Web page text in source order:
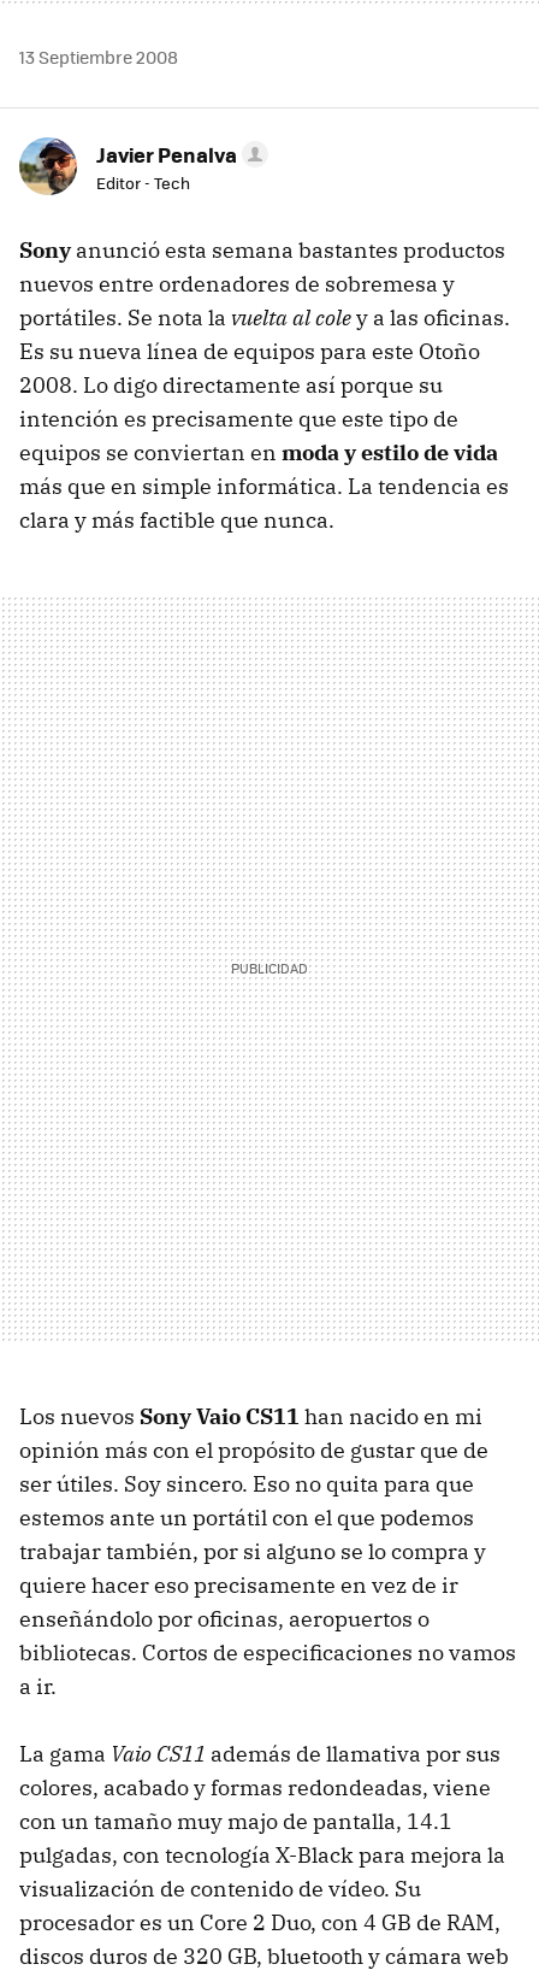
13 Septiembre 2008
Javier Penalva
Editor - Tech
Sonyanunció esta semana bastantes productos
nuevos entre ordenadores de sobremesa y
portátiles. Se nota la vuelta al coley a las oficinas.
Es su nueva línea de equipos para este Otoño
2008. Lo digo directamente así porque su
intención es precisamente que este tipo de
equipos se conviertan en moda y estilo de vida
más que en simple informática. La tendencia es
clara y más factible que nunca.
Los nuevos Sony Vaio CS11 han nacido en mi
opinión más con el propósito de gustar que de
ser útiles. Soy sincero. Eso no quita para que
estemos ante un portátil con el que podemos
trabajar también, por si alguno se lo compra y
quiere hacer eso precisamente en vez de ir
enseñándolo por oficinas, aeropuertos o
bibliotecas. Cortos de especificaciones no vamos
a ir.
La gama Vaio CS11 además de llamativa por sus
colores, acabado y formas redondeadas, viene
con un tamaño muy majo de pantalla, 14.1
pulgadas, con tecnología X-Black para mejora la
visualización de contenido de vídeo. Su
procesador es un Core 2 Duo, con 4 GB de RAM,
discos duros de 320 GB, bluetooth y cámara web